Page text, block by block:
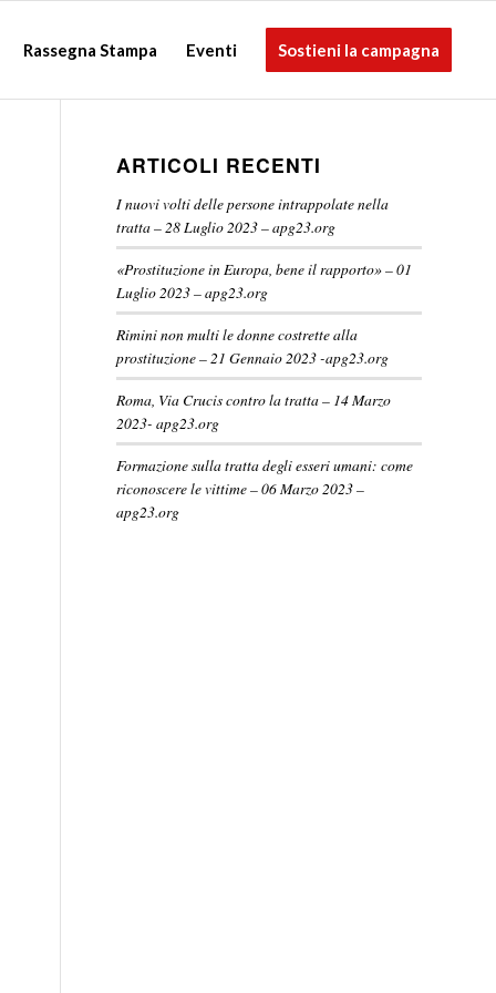
Rassegna Stampa Eventi Sostieni la campagna
ARTICOLI RECENTI
I nuovi volti delle persone intrappolate nella
tratta – 28 Luglio 2023 – apg23.org
«Prostituzione in Europa, bene il rapporto» – 01
Luglio 2023 – apg23.org
Rimini non multi le donne costrette alla
prostituzione – 21 Gennaio 2023 -apg23.org
Roma, Via Crucis contro la tratta – 14 Marzo
2023- apg23.org
Formazione sulla tratta degli esseri umani: come
riconoscere le vittime – 06 Marzo 2023 –
apg23.org